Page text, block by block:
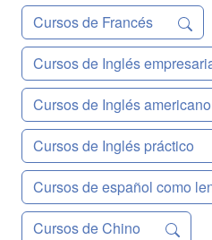
Cursos de Francés
Cursos de Inglés
Cursos de Inglés americano
Cursos de Inglés práctico
Cursos de español como
Cursos de Chino